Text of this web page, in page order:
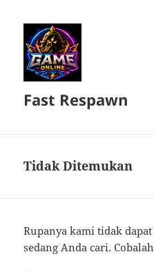
Fast Respawn
Tidak Ditemukan
Rupanya kami tidak
sedang Anda cari.